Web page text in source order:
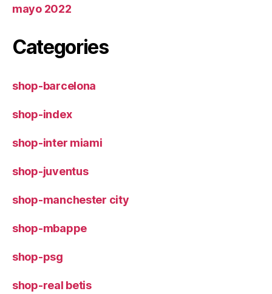
mayo 2022
Categories
shop-barcelona
shop-index
shop-inter miami
shop-juventus
shop-manchester city
shop-mbappe
shop-psg
shop-real betis